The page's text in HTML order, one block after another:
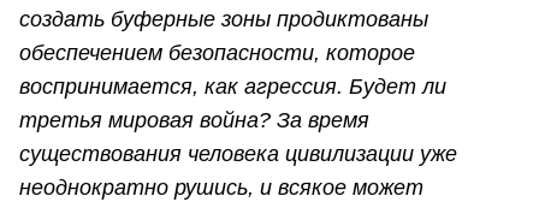
создать буферные зоны продиктованы
обеспечением безопасности, которое
воспринимается, как агрессия. Будет ли
третья мировая война? За время
существования человека цивилизации уже
неоднократно рушись, и всякое может